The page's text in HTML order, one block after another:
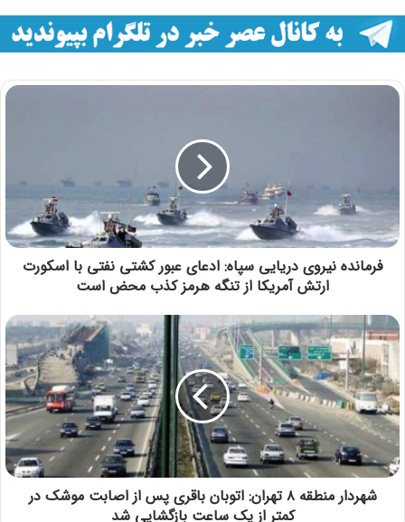
فرمانده نیروی دریایی سپاه: ادعای عبور کشتی نفتی با اسکورت
ارتش آمریکا از تنگه هرمز کذب محض است
شهردار منطقه ۸ تهران: اتوبان باقری پس از اصابت موشک در
کمتر از یک ساعت بازگشایی شد